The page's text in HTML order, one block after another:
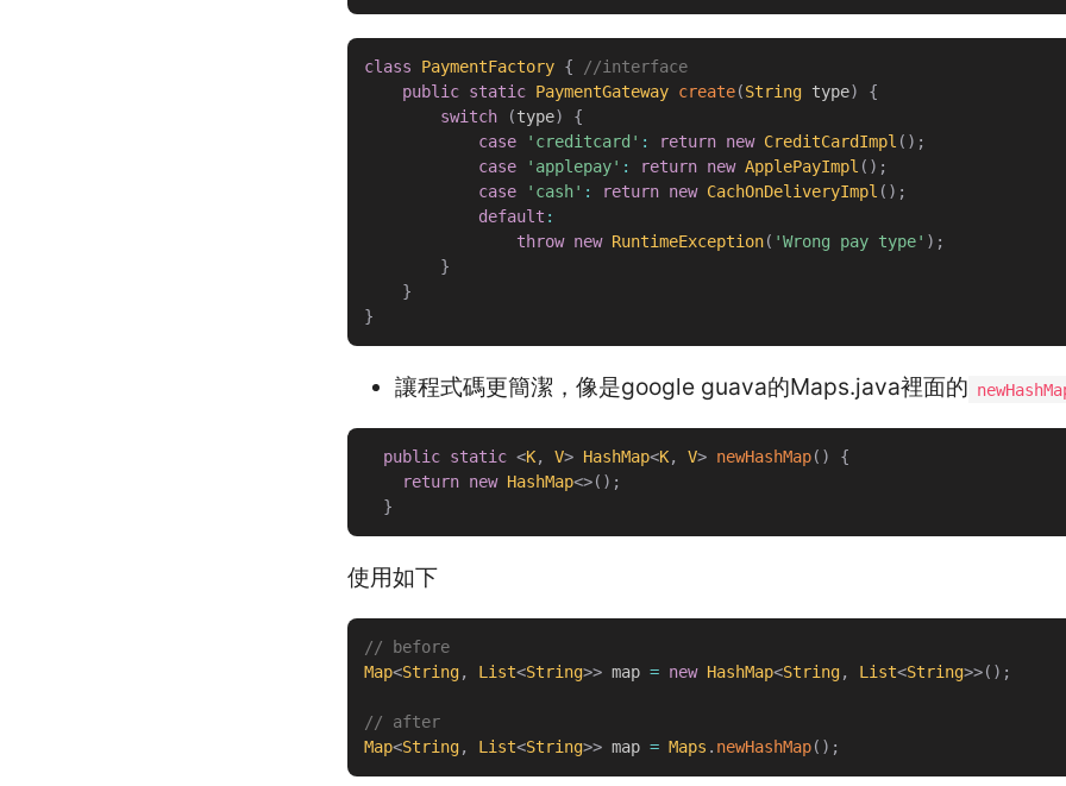
class PaymentFactory {
//interface
public static PaymentGateway create(String type)
{
switch
(type)
{
case
'creditcard' : return new CreditCardImpl ( ) ;
case
'applepay' : return new ApplePayImpl ( ) ;
case
'cash' : return new CachOnDeliveryImpl ( ) ;
default :
throw new RuntimeException( 'Wrong pay type' ) ;
}
}
}
讓程式碼更簡潔，像是google guava的Maps.java裡面的
public static <K, V> HashMap<K, V> newHashMap( )
{
return new HashMap<>( ) ;
}
使用如下
// before
Map<String, List<String>> map = new HashMap<String, List<String>>( ) ;
// after
Map<String, List<String>> map = Maps . newHashMap( ) ;